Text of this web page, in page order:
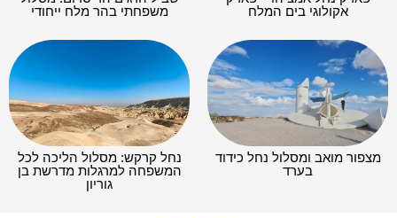
אקולוגי בים המלח
משפחתי בהר מלח ייחודי
מצפור מואב ומסלול נחל כידוד
בערד
נחל קרקש: מסלול הליכה לכל
המשפחה למרגלות מדרשת בן
גוריון